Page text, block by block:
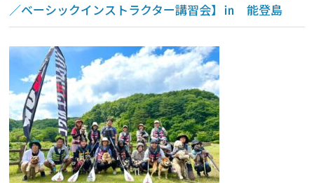
／ベーシックインストラクター講習会】㏌ 能登島